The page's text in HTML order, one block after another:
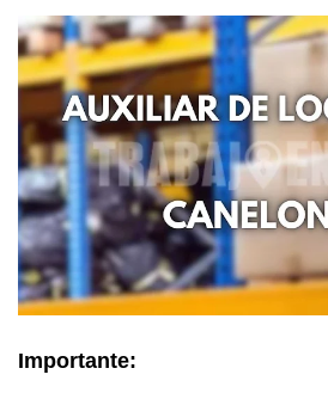
Importante: